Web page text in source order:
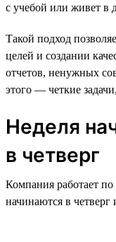
с учебой или живет в
Такой подход
целей и создании
отчетов, ненужных
этого — четкие
Неделя
в четверг
Компания работает
начинаются в четверг